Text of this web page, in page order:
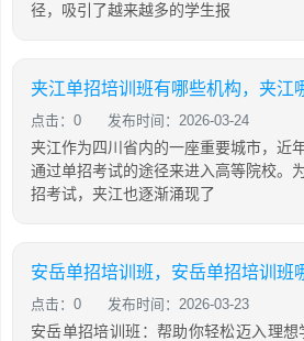
径，吸引了越来越多的学生报
夹江单招培训班有哪些机构，夹江
点击：0 发布时间：2026-03-24
夹江作为四川省内的一座重要城市，近
通过单招考试的途径来进入高等院校。
招考试，夹江也逐渐涌现了
安岳单招培训班，安岳单招培训班
点击：0 发布时间：2026-03-23
安岳单招培训班：帮助你轻松迈入理